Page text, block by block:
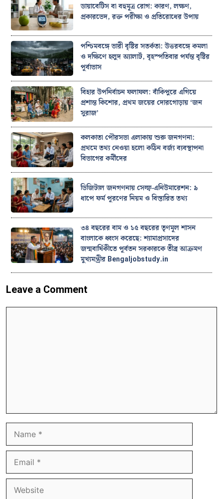
ডায়াবেটিস বা বহুমূত্র রোগ: কারণ, লক্ষণ,
প্রকারভেদ, রক্ত পরীক্ষা ও প্রতিরোধের উপায়
পশ্চিমবঙ্গে ভারী বৃষ্টির সতর্কতা: উত্তরবঙ্গে কমলা
ও দক্ষিণে হলুদ অ্যালার্ট, বৃহস্পতিবার পর্যন্ত বৃষ্টির
পূর্বাভাস
বিহার উপনির্বাচন ফলাফল: বাঁকিপুরে এগিয়ে
প্রশান্ত কিশোর, প্রথম জয়ের দোরগোড়ায় ‘জন
সুরাজ’
কলকাতা পৌরসভা এলাকায় শুরু জনগণনা:
প্রথমে তথ্য নেওয়া হলো কঠিন বর্জ্য ব্যবস্থাপনা
বিভাগের কর্মীদের
ডিজিটাল জনগণনায় সেল্ফ-এনিউমারেশন: ৯
ধাপে ফর্ম পূরণের নিয়ম ও বিস্তারিত তথ্য
৩৪ বছরের বাম ও ১৫ বছরের তৃণমূল শাসন
বাংলাকে ধ্বংস করেছে: শ্যামাপ্রসাদের
জন্মবার্ষিকীতে পূর্বতন সরকারকে তীব্র আক্রমণ
মুখ্যমন্ত্রীর Bengaljobstudy.in
Leave a Comment
Name
Email
Website